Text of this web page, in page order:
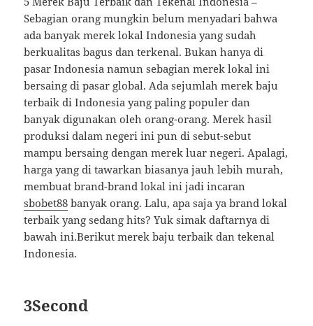
Sebagian orang mungkin belum menyadari bahwa
ada banyak merek lokal Indonesia yang sudah
berkualitas bagus dan terkenal. Bukan hanya di
pasar Indonesia namun sebagian merek lokal ini
bersaing di pasar global. Ada sejumlah merek baju
terbaik di Indonesia yang paling populer dan
banyak digunakan oleh orang-orang. Merek hasil
produksi dalam negeri ini pun di sebut-sebut
mampu bersaing dengan merek luar negeri. Apalagi,
harga yang di tawarkan biasanya jauh lebih murah,
membuat brand-brand lokal ini jadi incaran
sbobet88 banyak orang. Lalu, apa saja ya brand lokal
terbaik yang sedang hits? Yuk simak daftarnya di
bawah ini.Berikut merek baju terbaik dan tekenal
Indonesia.
3Second